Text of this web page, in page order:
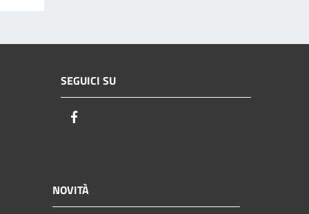
SEGUICI SU
NOVITÀ